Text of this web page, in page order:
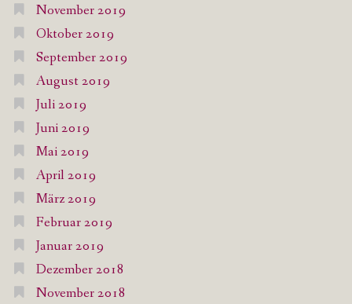
November 2019
Oktober 2019
September 2019
August 2019
Juli 2019
Juni 2019
Mai 2019
April 2019
März 2019
Februar 2019
Januar 2019
Dezember 2018
November 2018